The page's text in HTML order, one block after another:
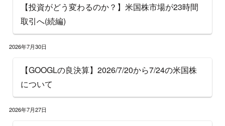
【投資がどう変わるのか？】米国株市場が23時間
取引へ(続編)
2026年7月30日
【GOOGLの良決算】2026/7/20から7/24の米国株
について
2026年7月27日